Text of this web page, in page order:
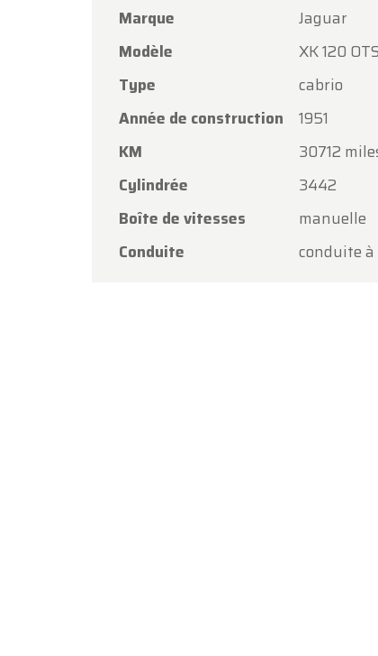
Marque
Jaguar
Modèle
XK 120 OTS
Type
cabrio
Année de construction
1951
KM
30712
Cylindrée
3442
Boîte de vitesses
manuelle
Conduite
conduite
Le